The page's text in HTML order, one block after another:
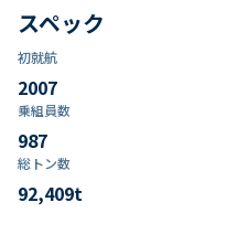
スペック
初就航
2007
乗組員数​
987
総トン数​
92,409t